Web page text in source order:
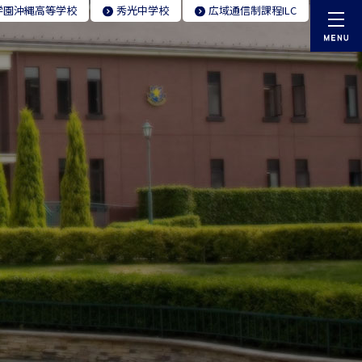
園沖縄高等学校 秀光中学校 広域通信制課程ILC